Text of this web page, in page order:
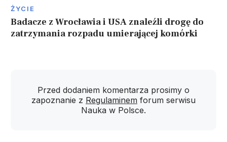
ŻYCIE
Badacze z Wrocławia i USA znaleźli drogę do
zatrzymania rozpadu umierającej komórki
Przed dodaniem komentarza prosimy o
zapoznanie z Regulaminem forum serwisu
Nauka w Polsce.